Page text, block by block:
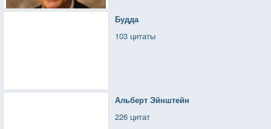
Будда
103 цитаты
Альберт Эйнштейн
226 цитат